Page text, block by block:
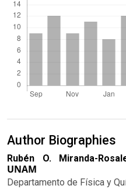
Author Biographies
Rubén O. Miranda-
UNAM
Departamento de Física y